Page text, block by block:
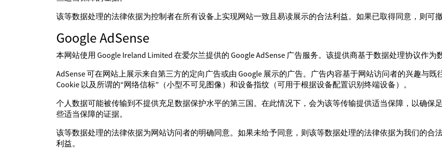
该等数据处理的法律依据为控制者在所有设备上实现网站一致且易读展示的合法利益。如果已取得同意，则可
Google AdSense
本网站使用 Google Ireland Limited 在爱尔兰提供的 Google AdSense 广告服务。该提供商基于数据处理协议作
AdSense 可在网站上展示来自第三方的定向广告或由 Google 展示的广告。广告内容基于网站访问者的兴趣与既
Cookie 以及所谓的“网络信标”（小型不可见图像）和设备指纹（可用于根据设备配置识别终端设备）。
个人数据可能被传输到不提供充足数据保护水平的第三国。在此情况下，会为该等传输提供适当保障，以确保
些适当保障的证据。
该等数据处理的法律依据为网站访问者的明确同意。如果未给予同意，则该等数据处理的法律依据为我们的合
利益。